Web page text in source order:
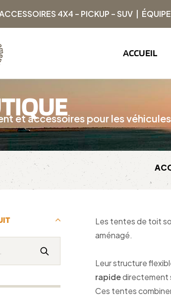
4X4 – PICKUP – SUV |
ACCUEIL
et accessoires pour les
Les tentes de toit
aménagé.
Leur structure
rapidedirectement
Ces tentes